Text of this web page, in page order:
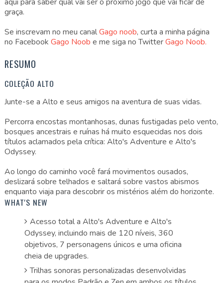
graça.
Se inscrevam no meu canalGago noob, curta a minha página
no Facebook Gago Noob e me siga no TwitterGago Noob.
RESUMO
COLEÇÃO ALTO
Junte-se a Alto e seus amigos na aventura de suas vidas.
Percorra encostas montanhosas, dunas fustigadas pelo vento,
bosques ancestrais e ruínas há muito esquecidas nos dois
títulos aclamados pela crítica: Alto's Adventure e Alto's
Odyssey.
Ao longo do caminho você fará movimentos ousados,
deslizará sobre telhados e saltará sobre vastos abismos
enquanto viaja para descobrir os mistérios além do horizonte.
WHAT'S NEW
Acesso total a Alto's Adventure e Alto's
Odyssey, incluindo mais de 120 níveis, 360
objetivos, 7 personagens únicos e uma oficina
cheia de upgrades.
Trilhas sonoras personalizadas desenvolvidas